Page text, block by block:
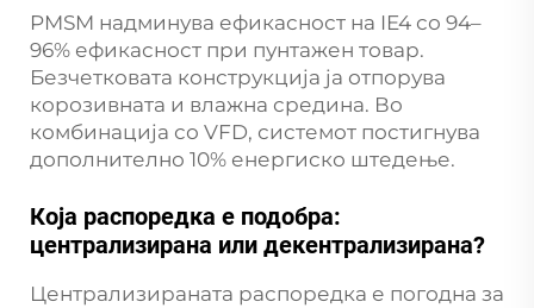
PMSM надминува ефикасност на IE4 со 94–
96% ефикасност при пунтажен товар.
Безчетковата конструкција ја отпорува
корозивната и влажна средина. Во
комбинација со VFD, системот постигнува
дополнително 10% енергиско штедење.
Која распоредка е подобра:
централизирана или декентрализирана?
Централизираната распоредка е погодна за